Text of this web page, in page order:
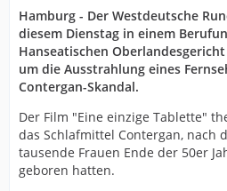
Hamburg - Der Westdeutsche
diesem Dienstag in einem
Hanseatischen
um die Ausstrahlung eines
Contergan-Skandal.
Der Film "Eine einzige Tablette"
das Schlafmittel Contergan, nach
tausende Frauen Ende der 50er
geboren hatten.